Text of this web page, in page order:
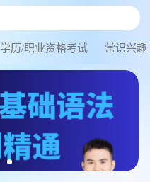
学历/职业资格考试 常识兴趣